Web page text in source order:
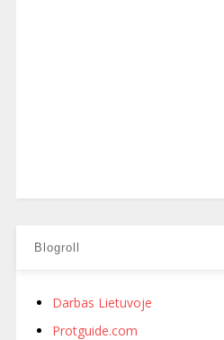
Blogroll
Darbas Lietuvoje
Protguide.com